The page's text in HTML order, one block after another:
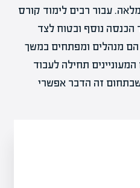
עבור רבים לימוד קורס
הכנסה נוסף ובטוח לצד
מנהלים ומפתחים במשך
תחילה לעבוד
זה הדבר אפשרי